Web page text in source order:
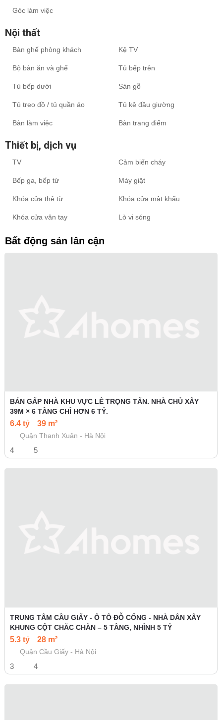
Góc làm việc
Nội thất
Bàn ghế phòng khách Kệ TV
Bộ bàn ăn và ghế Tủ bếp trên
Tủ bếp dưới Sàn gỗ
Tủ treo đồ / tủ quần áo Tủ kê đầu giường
Bàn làm việc Bàn trang điểm
Thiết bị, dịch vụ
TV Cảm biến cháy
Bếp ga, bếp từ Máy giặt
Khóa cửa thẻ từ Khóa cửa mật khẩu
Khóa cửa vân tay Lò vi sóng
Bất động sản lân cận
BÁN GẤP NHÀ KHU VỰC LÊ TRỌNG TẤN. NHÀ CHỦ XÂY
39M × 6 TẦNG CHỈ HƠN 6 TỶ.
6.4 tỷ 39 m²
Quận Thanh Xuân - Hà Nội
4 5
TRUNG TÂM CẦU GIẤY - Ô TÔ ĐỖ CỔNG - NHÀ DÂN XÂY
KHUNG CỘT CHẮC CHẮN – 5 TẦNG, NHỈNH 5 TỶ
5.3 tỷ 28 m²
Quận Cầu Giấy - Hà Nội
3 4